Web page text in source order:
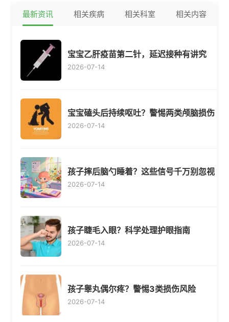
最新资讯 相关疾病 相关科室 相关内容
宝宝乙肝疫苗第二针，延迟接种有讲究
2026-07-14
宝宝磕头后持续呕吐？警惕两类颅脑损伤
2026-07-14
孩子摔后脑勺睡着？这些信号千万别忽视
2026-07-14
孩子睫毛入眼？科学处理护眼指南
2026-07-14
孩子睾丸偶尔疼？警惕3类损伤风险
2026-07-14